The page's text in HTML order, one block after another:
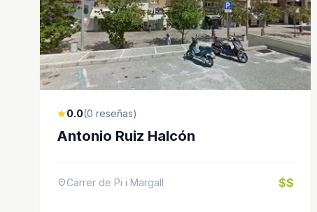
star0.0(0 reseñas)
Antonio Ruiz Halcón
location_onCarrer de Pi i Margall $$